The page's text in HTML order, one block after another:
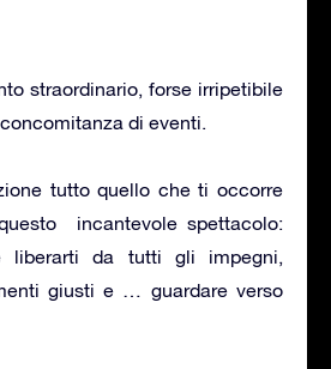
straordinario, forse irripetibile
di eventi.
tutto quello che ti occorre
incantevole spettacolo:
da tutti gli impegni,
giusti e … guardare verso